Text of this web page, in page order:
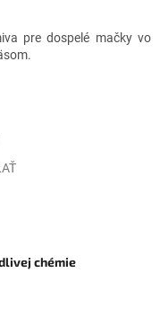
pre dospelé mačky vo
chémie